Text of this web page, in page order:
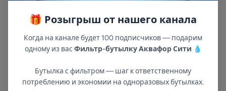
В республиках Татарстан и Марий Эл
🎁 Розыгрыш от нашего канала
Когда на канале будет 100 подписчиков — подарим
одному из вас Фильтр-бутылку Аквафор Сити 💧
Бутылка с фильтром — шаг к ответственному
потреблению и экономии на одноразовых бутылках.